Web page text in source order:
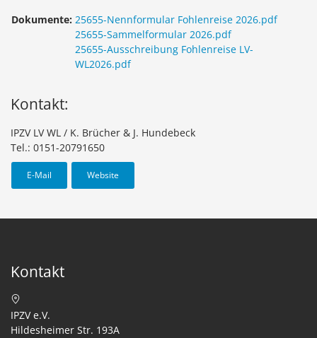
Dokumente: 25655-Nennformular Fohlenreise 2026.pdf
25655-Sammelformular 2026.pdf
25655-Ausschreibung Fohlenreise LV-
WL2026.pdf
Kontakt:
IPZV LV WL / K. Brücher & J. Hundebeck
Tel.: 0151-20791650
E-Mail Website
Kontakt
IPZV e.V.
Hildesheimer Str. 193A